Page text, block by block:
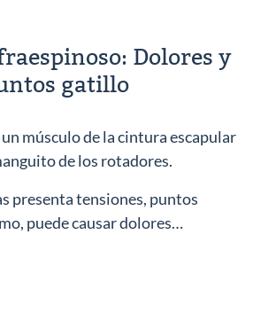
Dolores y
gatillo
músculo de la cintura escapular
de los rotadores.
presenta tensiones, puntos
puede causar dolores…